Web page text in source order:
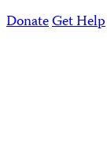
DonateGet Help